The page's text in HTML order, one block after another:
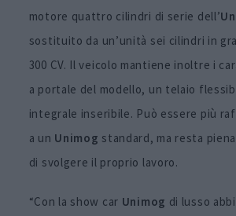
motore quattro cilindri di serie dell’
sostituito da un’unità sei cilindri in
300 CV. Il veicolo mantiene inoltre i
a portale del modello, un telaio
integrale inseribile. Può essere più
a un Unimog standard, ma resta
di svolgere il proprio lavoro.
“Con la show car Unimog di lusso